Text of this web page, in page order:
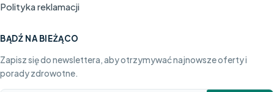
Polityka reklamacji
BĄDŹ NA BIEŻĄCO
Zapisz się do newslettera, aby otrzymywać najnowsze oferty i
porady zdrowotne.